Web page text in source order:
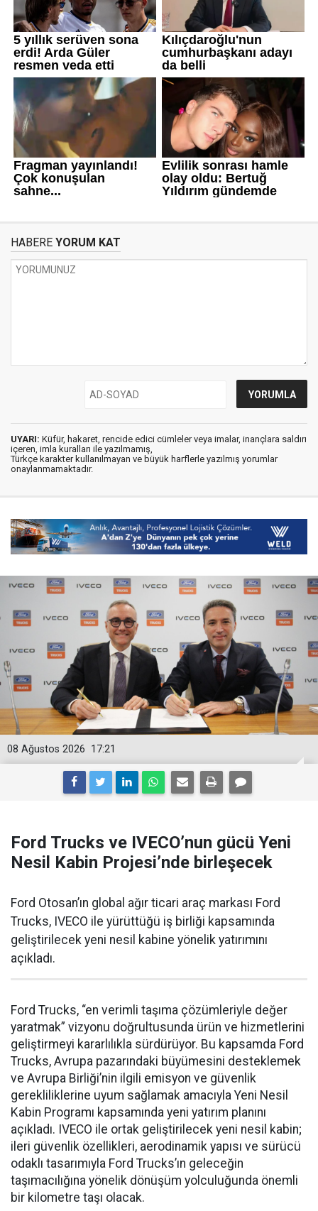
HABERE YORUM KAT
UYARI: Küfür, hakaret, rencide edici cümleler veya imalar, inançlara saldırı
içeren, imla kuralları ile yazılmamış,
Türkçe karakter kullanılmayan ve büyük harflerle yazılmış yorumlar
onaylanmamaktadır.
17:21
08 Ağustos 2026
Ford Trucks ve IVECO’nun gücü Yeni
Nesil Kabin Projesi’nde birleşecek
Ford Otosan’ın global ağır ticari araç markası Ford
Trucks, IVECO ile yürüttüğü iş birliği kapsamında
geliştirilecek yeni nesil kabine yönelik yatırımını
açıkladı.
Ford Trucks, “en verimli taşıma çözümleriyle değer
yaratmak” vizyonu doğrultusunda ürün ve hizmetlerini
geliştirmeyi kararlılıkla sürdürüyor. Bu kapsamda Ford
Trucks, Avrupa pazarındaki büyümesini desteklemek
ve Avrupa Birliği’nin ilgili emisyon ve güvenlik
gerekliliklerine uyum sağlamak amacıyla Yeni Nesil
Kabin Programı kapsamında yeni yatırım planını
açıkladı. IVECO ile ortak geliştirilecek yeni nesil kabin;
ileri güvenlik özellikleri, aerodinamik yapısı ve sürücü
odaklı tasarımıyla Ford Trucks’ın geleceğin
taşımacılığına yönelik dönüşüm yolculuğunda önemli
bir kilometre taşı olacak.